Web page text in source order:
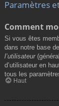
Paramètres
Comment
Si vous êtes
dans notre base
l’utilisateur
d’utilisateur en
tous les
Haut